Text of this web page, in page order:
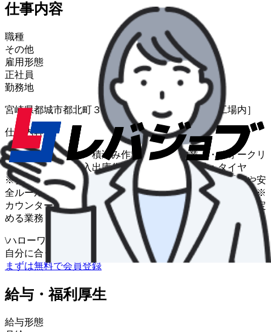
仕事内容
職種
その他
雇用形態
正社員
勤務地
宮崎県都城市都北町３［住友ゴム工業（株）宮崎工場内］
仕事内容
・庫内作業全般 ・積込み作業 ・検品作業 ・フォークリ
フトによる製品の入出庫作業 取り扱い製品：タイヤ
※会社内で初期訓練から丁寧におこないます。 手順や安
全ルールについての研修もしっかりおこなっています。 ※
カウンター型フォークリフトを使用 変更範囲：会社の定
める業務
\ハローワークの求人も一括管理
自分に合う求人を探してもらう
まずは無料で会員登録
給与・福利厚生
給与形態